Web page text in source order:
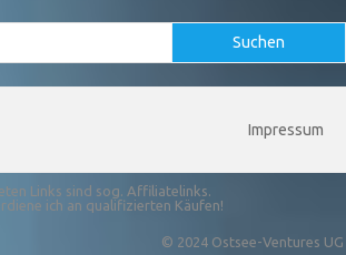
Suchen
Impressum
Links sind sog. Affiliatelinks.
ich an qualifizierten Käufen!
© 2024 Ostsee-Ventures UG